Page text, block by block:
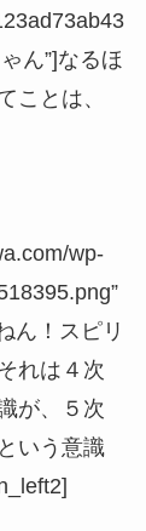
ん”]なるほ
ことは、
wp-
ん！スピリ
れは４次
が、５次
いう意識